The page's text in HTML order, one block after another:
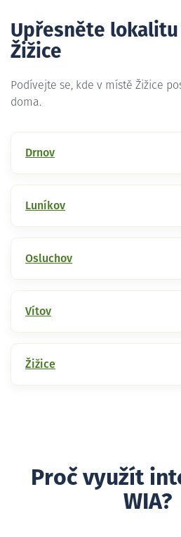
Upřesněte
Žižice
Podívejte se, kde v místě Žižice
doma.
Drnov
Luníkov
Osluchov
Vítov
Žižice
Proč využít
WIA?